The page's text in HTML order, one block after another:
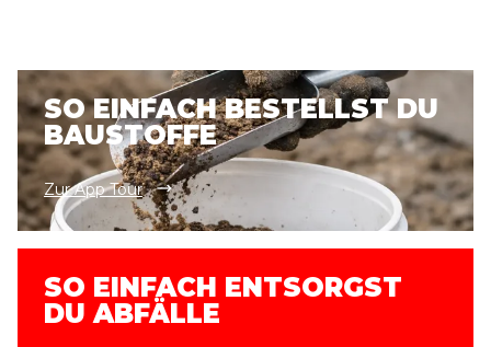
SO EINFACH BESTELLST DU
BAUSTOFFE
Zur App Tour
SO EINFACH ENTSORGST
DU ABFÄLLE